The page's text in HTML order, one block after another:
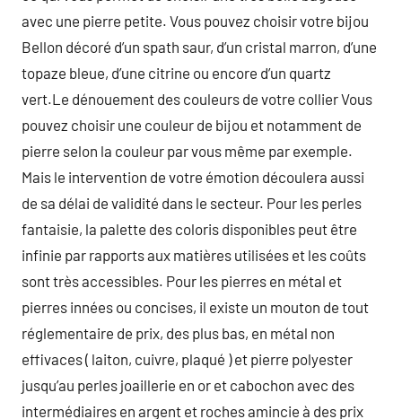
avec une pierre petite. Vous pouvez choisir votre bijou
Bellon décoré d’un spath saur, d’un cristal marron, d’une
topaze bleue, d’une citrine ou encore d’un quartz
vert.Le dénouement des couleurs de votre collier Vous
pouvez choisir une couleur de bijou et notamment de
pierre selon la couleur par vous même par exemple.
Mais le intervention de votre émotion découlera aussi
de sa délai de validité dans le secteur. Pour les perles
fantaisie, la palette des coloris disponibles peut être
infinie par rapports aux matières utilisées et les coûts
sont très accessibles. Pour les pierres en métal et
pierres innées ou concises, il existe un mouton de tout
réglementaire de prix, des plus bas, en métal non
effivaces ( laiton, cuivre, plaqué ) et pierre polyester
jusqu’au perles joaillerie en or et cabochon avec des
intermédiaires en argent et roches amincie à des prix